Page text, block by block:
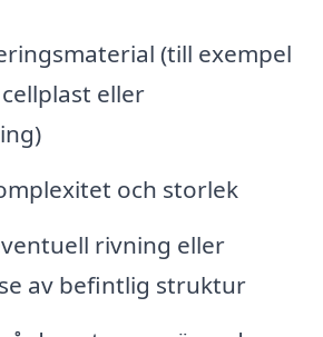
(till exempel
eller
och storlek
rivning eller
av befintlig struktur